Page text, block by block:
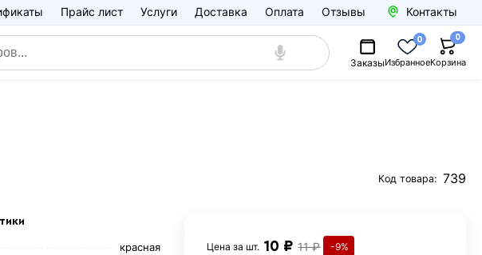
Прайс лист Услуги Доставка Оплата Отзывы Контакты
ЗаказыИзбранное
0
Корзина
0
Код товара: 739
красная
Цена за шт. 10 ₽ 11 ₽ -9%